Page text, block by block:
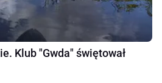
Klub "Gwda" świętował